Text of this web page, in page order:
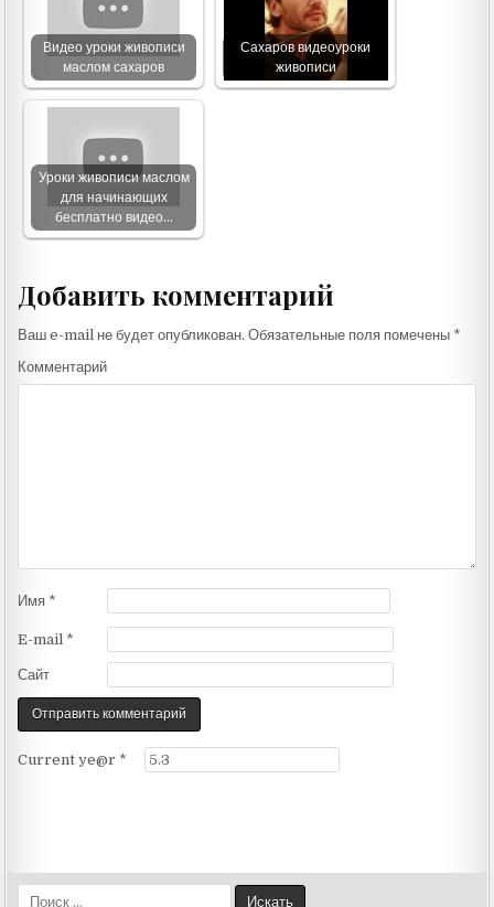
Видео уроки живописи
маслом сахаров
Сахаров видеоуроки
живописи
Уроки живописи маслом
для начинающих
бесплатно видео…
Добавить комментарий
Ваш e-mail не будет опубликован. Обязательные поля помечены *
Комментарий
Имя *
E-mail *
Сайт
Current ye@r *